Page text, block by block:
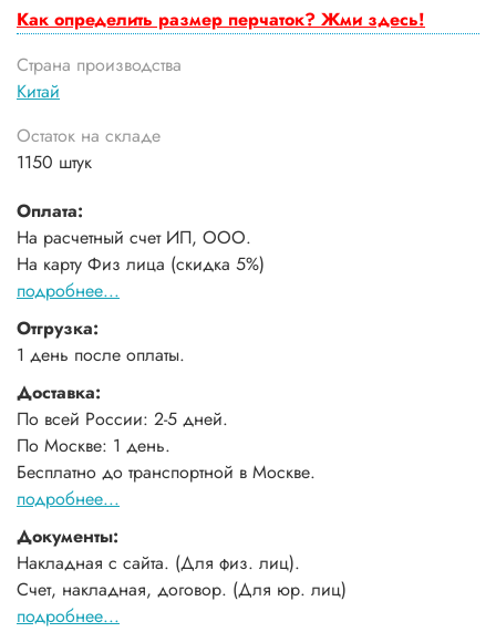
Как определить размер перчаток? Жми здесь!
Страна производства
Китай
Остаток на складе
1150 штук
Оплата:
На расчетный счет ИП, ООО.
На карту Физ лица (скидка 5%)
подробнее...
Отгрузка:
1 день после оплаты.
Доставка:
По всей России: 2-5 дней.
По Москве: 1 день.
Бесплатно до транспортной в Москве.
подробнее...
Документы:
Накладная с сайта. (Для физ. лиц).
Счет, накладная, договор. (Для юр. лиц)
подробнее...